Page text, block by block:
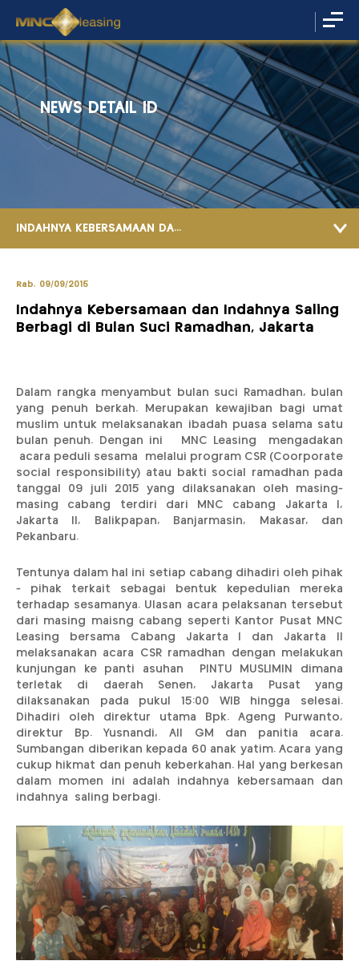
NEWS DETAIL ID
INDAHNYA KEBERSAMAAN DA...
Rab, 09/09/2015
Indahnya Kebersamaan dan Indahnya Saling
Berbagi di Bulan Suci Ramadhan, Jakarta
Dalam rangka menyambut bulan suci Ramadhan, bulan
yang penuh berkah. Merupakan kewajiban bagi umat
muslim untuk melaksanakan ibadah puasa selama satu
bulan penuh. Dengan ini MNC Leasing mengadakan
acara peduli sesama melalui program CSR (Coorporate
social responsibility) atau bakti social ramadhan pada
tanggal 09 juli 2015 yang dilaksanakan oleh masing-
masing cabang terdiri dari MNC cabang Jakarta I,
Jakarta II, Balikpapan, Banjarmasin, Makasar, dan
Pekanbaru.
Tentunya dalam hal ini setiap cabang dihadiri oleh pihak
- pihak terkait sebagai bentuk kepedulian mereka
terhadap sesamanya. Ulasan acara pelaksanan tersebut
dari masing maisng cabang seperti Kantor Pusat MNC
Leasing bersama Cabang Jakarta I dan Jakarta II
melaksanakan acara CSR ramadhan dengan melakukan
kunjungan ke panti asuhan PINTU MUSLIMIN dimana
terletak di daerah Senen, Jakarta Pusat yang
dilaksanakan pada pukul 15:00 WIB hingga selesai.
Dihadiri oleh direktur utama Bpk. Ageng Purwanto,
direktur Bp. Yusnandi, All GM dan panitia acara.
Sumbangan diberikan kepada 60 anak yatim. Acara yang
cukup hikmat dan penuh keberkahan. Hal yang berkesan
dalam momen ini adalah indahnya kebersamaan dan
indahnya saling berbagi.